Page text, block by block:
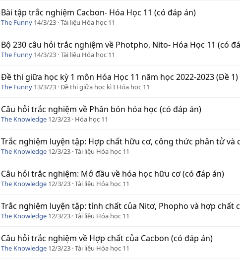
Bài tập trắc nghiệm Cacbon- Hóa Học 11 (có đáp án)
The Funny 14/3/23 Tài liệu Hóa học 11
Bộ 230 câu hỏi trắc nghiệm về Photpho, Nito- Hóa Học 11 (có
The Funny 14/3/23 Tài liệu Hóa học 11
Đề thi giữa học kỳ 1 môn Hóa Học 11 năm học 2022-2023 (Đề
The Funny 13/3/23 Đề thi giữa học kì I Hóa học 11
Câu hỏi trắc nghiệm về Phân bón hóa học (có đáp án)
The Knowledge 12/3/23 Hóa học 11
Trắc nghiệm luyện tập: Hợp chất hữu cơ, công thức phân tử và
The Knowledge 12/3/23 Tài liệu Hóa học 11
Câu hỏi trắc nghiệm: Mở đầu về hóa học hữu cơ (có đáp án)
The Knowledge 12/3/23 Tài liệu Hóa học 11
Trắc nghiệm luyện tập: tính chất của Nitơ, Phopho và hợp chất
The Knowledge 12/3/23 Tài liệu Hóa học 11
Câu hỏi trắc nghiệm về Hợp chất của Cacbon (có đáp án)
The Knowledge 12/3/23 Tài liệu Hóa học 11